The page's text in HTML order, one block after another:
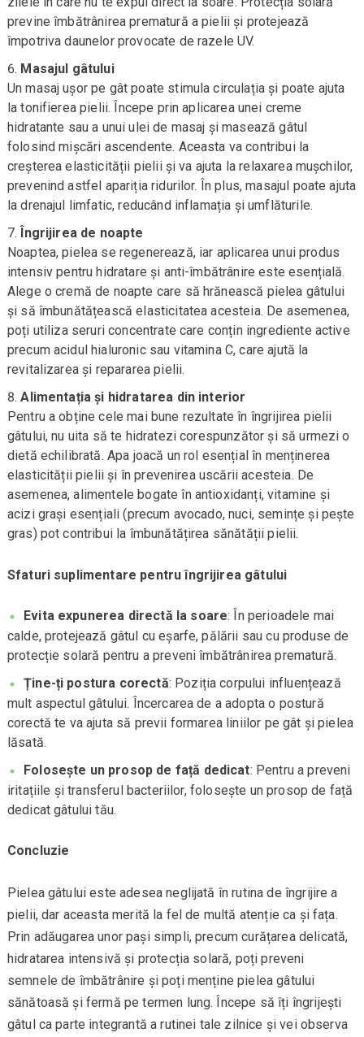
previne îmbătrânirea prematură a pielii și protejează
împotriva daunelor provocate de razele UV.
Masajul gâtului
Un masaj ușor pe gât poate stimula circulația și poate ajuta
la tonifierea pielii. Începe prin aplicarea unei creme
hidratante sau a unui ulei de masaj și masează gâtul
folosind mișcări ascendente. Aceasta va contribui la
creșterea elasticității pielii și va ajuta la relaxarea mușchilor,
prevenind astfel apariția ridurilor. În plus, masajul poate ajuta
la drenajul limfatic, reducând inflamația și umflăturile.
Îngrijirea de noapte
Noaptea, pielea se regenerează, iar aplicarea unui produs
intensiv pentru hidratare și anti-îmbătrânire este esențială.
Alege o cremă de noapte care să hrănească pielea gâtului
și să îmbunătățească elasticitatea acesteia. De asemenea,
poți utiliza seruri concentrate care conțin ingrediente active
precum acidul hialuronic sau vitamina C, care ajută la
revitalizarea și repararea pielii.
Alimentația și hidratarea din interior
Pentru a obține cele mai bune rezultate în îngrijirea pielii
gâtului, nu uita să te hidratezi corespunzător și să urmezi o
dietă echilibrată. Apa joacă un rol esențial în menținerea
elasticității pielii și în prevenirea uscării acesteia. De
asemenea, alimentele bogate în antioxidanți, vitamine și
acizi grași esențiali (precum avocado, nuci, semințe și pește
gras) pot contribui la îmbunătățirea sănătății pielii.
Sfaturi suplimentare pentru îngrijirea gâtului
Evita expunerea directă la soare: În perioadele mai
calde, protejează gâtul cu eșarfe, pălării sau cu produse de
protecție solară pentru a preveni îmbătrânirea prematură.
Ține-ți postura corectă: Poziția corpului influențează
mult aspectul gâtului. Încercarea de a adopta o postură
corectă te va ajuta să previi formarea liniilor pe gât și pielea
lăsată.
Folosește un prosop de față dedicat: Pentru a preveni
iritațiile și transferul bacteriilor, folosește un prosop de față
dedicat gâtului tău.
Concluzie
Pielea gâtului este adesea neglijată în rutina de îngrijire a
pielii, dar aceasta merită la fel de multă atenție ca și fața.
Prin adăugarea unor pași simpli, precum curățarea delicată,
hidratarea intensivă și protecția solară, poți preveni
semnele de îmbătrânire și poți menține pielea gâtului
sănătoasă și fermă pe termen lung. Începe să îți îngrijești
gâtul ca parte integrantă a rutinei tale zilnice și vei observa